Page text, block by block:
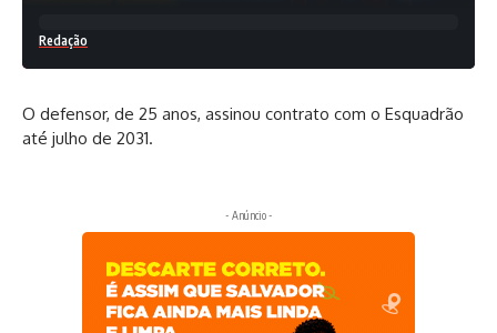
Redação
O defensor, de 25 anos, assinou contrato com o Esquadrão
até julho de 2031.
- Anúncio -